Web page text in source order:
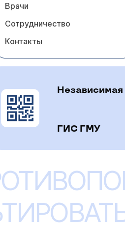
Врачи
Сотрудничество
Контакты
Независимая
ГИС ГМУ